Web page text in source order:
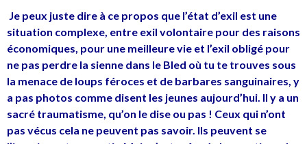
Je peux juste dire à ce propos que l’état d’exil est une
situation complexe, entre exil volontaire pour des raisons
économiques, pour une meilleure vie et l’exil obligé pour
ne pas perdre la sienne dans le Bled où tu te trouves sous
la menace de loups féroces et de barbares sanguinaires, y
a pas photos comme disent les jeunes aujourd’hui. Il y a un
sacré traumatisme, qu’on le dise ou pas ! Ceux qui n’ont
pas vécus cela ne peuvent pas savoir. Ils peuvent se